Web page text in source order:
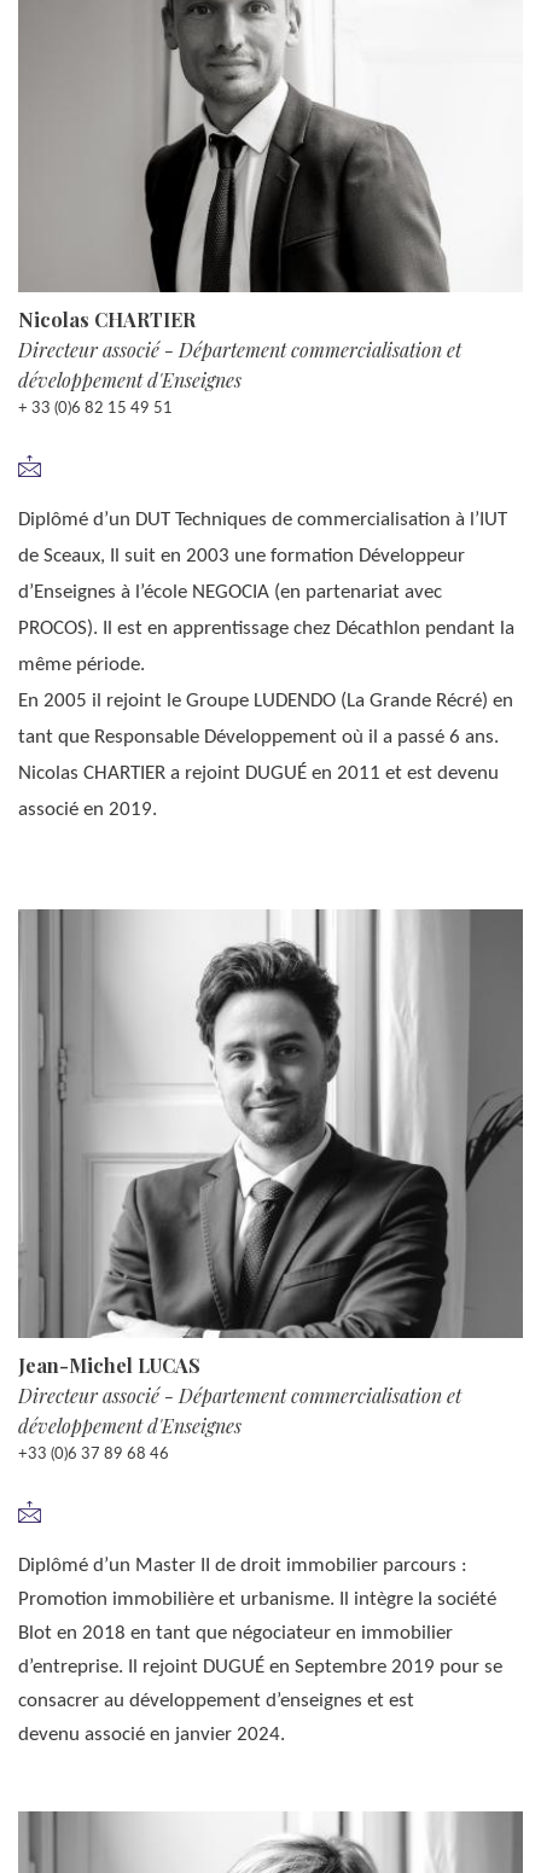
Nicolas CHARTIER
Directeur associé - Département commercialisation et
développement d'Enseignes
+ 33 (0)6 82 15 49 51
Diplômé d’un DUT Techniques de commercialisation à l’IUT
de Sceaux, Il suit en 2003 une formation Développeur
d’Enseignes à l’école NEGOCIA (en partenariat avec
PROCOS). Il est en apprentissage chez Décathlon pendant la
même période.
En 2005 il rejoint le Groupe LUDENDO (La Grande Récré) en
tant que Responsable Développement où il a passé 6 ans.
Nicolas CHARTIER a rejoint DUGUÉ en 2011 et est devenu
associé en 2019.
Jean-Michel LUCAS
Directeur associé - Département commercialisation et
développement d'Enseignes
+33 (0)6 37 89 68 46
Diplômé d’un Master II de droit immobilier parcours :
Promotion immobilière et urbanisme. Il intègre la société
Blot en 2018 en tant que négociateur en immobilier
d’entreprise. Il rejoint DUGUÉ en Septembre 2019 pour se
consacrer au développement d’enseignes et est
devenu associé en janvier 2024.